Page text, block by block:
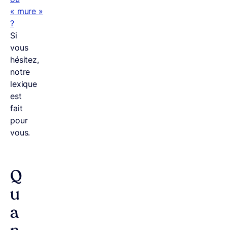
« mure »
?
Si
vous
hésitez,
notre
lexique
est
fait
pour
vous.
Q
u
a